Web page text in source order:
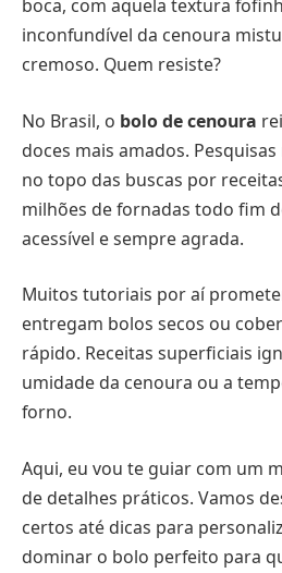
boca, com aquela textura
inconfundível da cenoura
cremoso. Quem resiste?
No Brasil, o bolo de cenoura
doces mais amados.
no topo das buscas por
milhões de fornadas todo fim
acessível e sempre agrada.
Muitos tutoriais por aí
entregam bolos secos ou
rápido. Receitas superficiais
umidade da cenoura ou a
forno.
Aqui, eu vou te guiar com um
de detalhes práticos. Vamos
certos até dicas para
dominar o bolo perfeito para